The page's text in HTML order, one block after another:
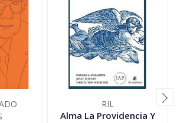
RIL
Alma La Providencia Y